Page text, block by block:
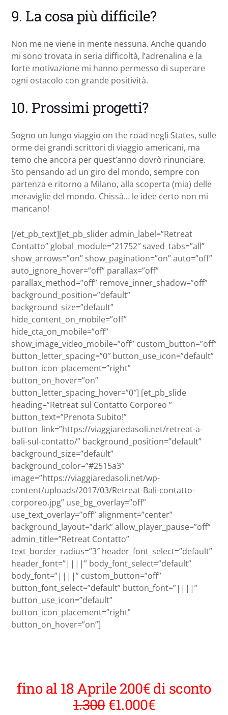
9. La cosa più difficile?
Non me ne viene in mente nessuna. Anche quando
mi sono trovata in seria difficoltà, l’adrenalina e la
forte motivazione mi hanno permesso di superare
ogni ostacolo con grande positività.
10. Prossimi progetti?
Sogno un lungo viaggio on the road negli States, sulle
orme dei grandi scrittori di viaggio americani, ma
temo che ancora per quest’anno dovrò rinunciare.
Sto pensando ad un giro del mondo, sempre con
partenza e ritorno a Milano, alla scoperta (mia) delle
meraviglie del mondo. Chissà… le idee certo non mi
mancano!
[/et_pb_text][et_pb_slider admin_label=”Retreat
Contatto” global_module=”21752″ saved_tabs=”all”
show_arrows=”on” show_pagination=”on” auto=”off”
auto_ignore_hover=”off” parallax=”off”
parallax_method=”off” remove_inner_shadow=”off”
background_position=”default”
background_size=”default”
hide_content_on_mobile=”off”
hide_cta_on_mobile=”off”
show_image_video_mobile=”off” custom_button=”off”
button_letter_spacing=”0″ button_use_icon=”default”
button_icon_placement=”right”
button_on_hover=”on”
button_letter_spacing_hover=”0″] [et_pb_slide
heading=”Retreat sul Contatto Corporeo ”
button_text=”Prenota Subito!”
button_link=”https://viaggiaredasoli.net/retreat-a-
bali-sul-contatto/” background_position=”default”
background_size=”default”
background_color=”#2515a3″
image=”https://viaggiaredasoli.net/wp-
content/uploads/2017/03/Retreat-Bali-contatto-
corporeo.jpg” use_bg_overlay=”off”
use_text_overlay=”off” alignment=”center”
background_layout=”dark” allow_player_pause=”off”
admin_title=”Retreat Contatto”
text_border_radius=”3″ header_font_select=”default”
header_font=”||||” body_font_select=”default”
body_font=”||||” custom_button=”off”
button_font_select=”default” button_font=”||||”
button_use_icon=”default”
button_icon_placement=”right”
button_on_hover=”on”]
fino al 18 Aprile 200€ di sconto
1.300€1.000€